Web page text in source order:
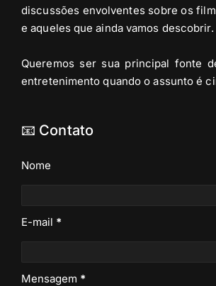
discussões envolventes sobre os
e aqueles que ainda vamos descobrir.
Queremos ser sua principal fonte
entretenimento quando o assunto é
📧 Contato
Nome
E-mail *
Mensagem *